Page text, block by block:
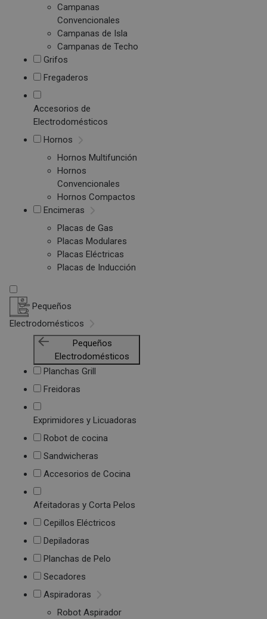
Campanas
Convencionales
Campanas de Isla
Campanas de Techo
Grifos
Fregaderos
Accesorios de
Electrodomésticos
Hornos
Hornos Multifunción
Hornos
Convencionales
Hornos Compactos
Encimeras
Placas de Gas
Placas Modulares
Placas Eléctricas
Placas de Inducción
Pequeños
Electrodomésticos
Pequeños
Electrodomésticos
Planchas Grill
Freidoras
Exprimidores y Licuadoras
Robot de cocina
Sandwicheras
Accesorios de Cocina
Afeitadoras y Corta Pelos
Cepillos Eléctricos
Depiladoras
Planchas de Pelo
Secadores
Aspiradoras
Robot Aspirador